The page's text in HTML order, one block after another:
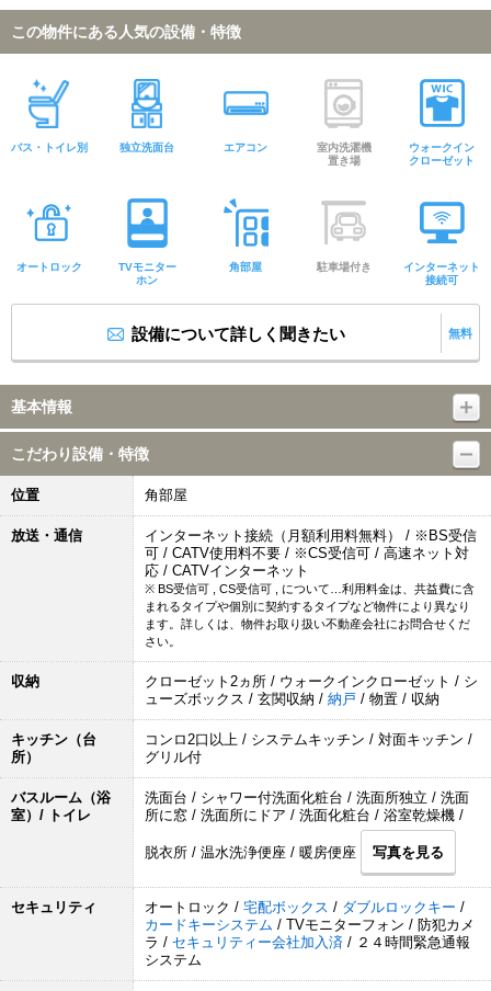
この物件にある人気の設備・特徴
バス・トイレ別 独立洗面台 エアコン
室内洗濯機
置き場
ウォークイン
クローゼット
オートロック
TVモニター
ホン
角部屋 駐車場付き
インターネット
接続可
設備について詳しく聞きたい 無料
基本情報
こだわり設備・特徴
位置 角部屋
放送・通信
インターネット接続（月額利用料無料） / ※BS受信
可 / CATV使用料不要 / ※CS受信可 / 高速ネット対
応 / CATVインターネット
※ BS受信可 , CS受信可 , について…利用料金は、共益費に含
まれるタイプや個別に契約するタイプなど物件により異なり
ます。詳しくは、物件お取り扱い不動産会社にお問合せくだ
さい。
収納
クローゼット2ヵ所 / ウォークインクローゼット / シ
ューズボックス / 玄関収納 / 納戸 / 物置 / 収納
キッチン（台
所）
コンロ2口以上 / システムキッチン / 対面キッチン /
グリル付
バスルーム（浴
室）/ トイレ
洗面台 / シャワー付洗面化粧台 / 洗面所独立 / 洗面
所に窓 / 洗面所にドア / 洗面化粧台 / 浴室乾燥機 /
脱衣所 / 温水洗浄便座 / 暖房便座 写真を見る
セキュリティ オートロック / 宅配ボックス / ダブルロックキー /
カードキーシステム / TVモニターフォン / 防犯カメ
ラ / セキュリティー会社加入済 / ２４時間緊急通報
システム